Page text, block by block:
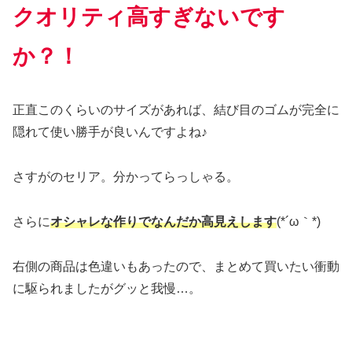
クオリティ高すぎないです
か？！
正直このくらいのサイズがあれば、結び目のゴムが完全に
隠れて使い勝手が良いんですよね♪
さすがのセリア。分かってらっしゃる。
さらにオシャレな作りでなんだか高見えします(*´ω｀*)
右側の商品は色違いもあったので、まとめて買いたい衝動
に駆られましたがグッと我慢…。